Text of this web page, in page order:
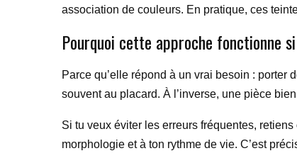
association de couleurs. En pratique, ces
Pourquoi cette approche fonctionne
Parce qu’elle répond à un vrai besoin :
souvent au placard. À l’inverse, une pièce
Si tu veux éviter les erreurs fréquentes,
morphologie et à ton rythme de vie. C’est